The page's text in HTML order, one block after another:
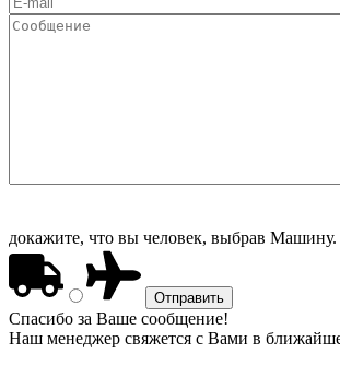
докажите, что вы человек, выбрав Машину.
Спасибо за Ваше сообщение!
Наш менеджер свяжется с Вами в